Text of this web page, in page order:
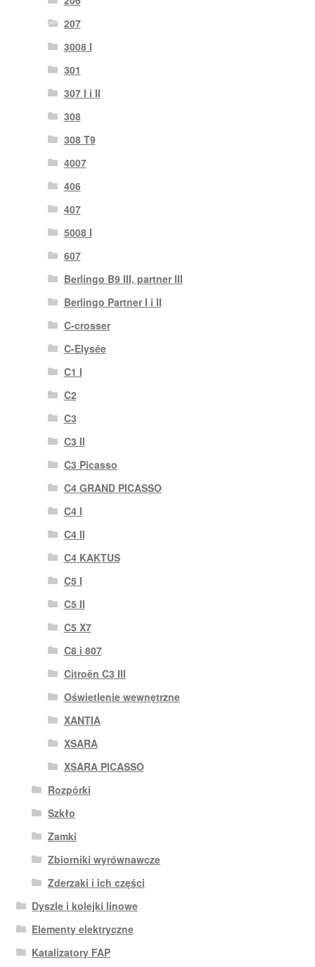
207
3008 I
301
307 I i II
308
308 T9
4007
406
407
5008 I
607
Berlingo B9 III, partner III
Berlingo Partner I i II
C-crosser
C-Elysée
C1 I
C2
C3
C3 II
C3 Picasso
C4 GRAND PICASSO
C4 I
C4 II
C4 KAKTUS
C5 I
C5 II
C5 X7
C8 i 807
Citroën C3 III
Oświetlenie wewnętrzne
XANTIA
XSARA
XSARA PICASSO
Rozpórki
Szkło
Zamki
Zbiorniki wyrównawcze
Zderzaki i ich części
Dyszle i kolejki linowe
Elementy elektryczne
Katalizatory FAP